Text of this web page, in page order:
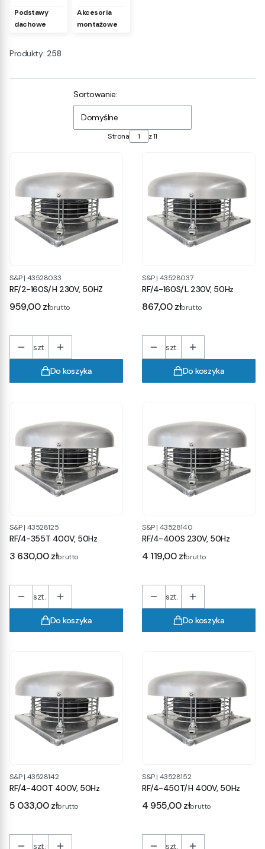
Podstawy
dachowe
Akcesoria
montażowe
Produkty: 258
Lista produktów
Sortowanie:
Domyślne
Strona z 11
S&P| 43528033
RF/2-160S/H 230V, 50HZ
Cena
959,00 złbrutto
szt.
Do koszyka
S&P| 43528037
RF/4-160S/L 230V, 50Hz
Cena
867,00 złbrutto
szt.
Do koszyka
S&P| 43528125
RF/4-355T 400V, 50Hz
Cena
3 630,00 złbrutto
szt.
Do koszyka
S&P| 43528140
RF/4-400S 230V, 50Hz
Cena
4 119,00 złbrutto
szt.
Do koszyka
S&P| 43528142
RF/4-400T 400V, 50Hz
Cena
5 033,00 złbrutto
szt.
S&P| 43528152
RF/4-450T/H 400V, 50Hz
Cena
4 955,00 złbrutto
szt.